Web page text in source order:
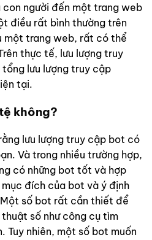
người đến một trang web
điều rất bình thường trên
một trang web, rất có thể
thực tế, lưu lượng truy
lưu lượng truy cập
tại.
không?
lưu lượng truy cập bot có
Và trong nhiều trường hợp,
có những bot tốt và hợp
đích của bot và ý định
số bot rất cần thiết để
số như công cụ tìm
Tuy nhiên, một số bot muốn